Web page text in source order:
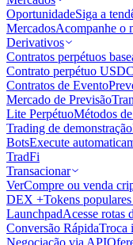
OportunidadeSiga a
MercadosAcompanhe o
Derivativos
Contratos perpétuos
Contrato perpétuo USDC
Contratos de Evento
Mercado de Previsão
Lite PerpétuoMétodos
Trading de demonstração
BotsExecute
TradFi
Transacionar
VerCompre ou venda
DEX +Tokens
LaunchpadAcesse rotas
Conversão RápidaTroca
Negociação via API